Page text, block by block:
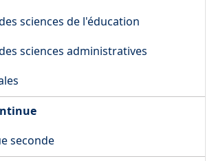
sciences de l'éducation
sciences administratives
seconde